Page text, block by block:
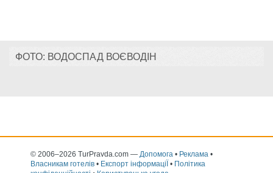
ФОТО: ВОДОСПАД ВОЄВОДІН
© 2006–2026 TurPravda.com — Допомога • Реклама •
Власникам готелів • Експорт інформаціЇ • Політика